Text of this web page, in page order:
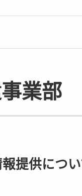
業部
提供につ